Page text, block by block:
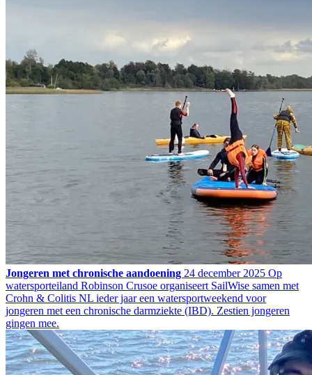
Jongeren met chronische aandoening 24 december 2025 Op
watersporteiland Robinson Crusoe organiseert SailWise samen met
Crohn & Colitis NL ieder jaar een watersportweekend voor
jongeren met een chronische darmziekte (IBD). Zestien jongeren
gingen mee.